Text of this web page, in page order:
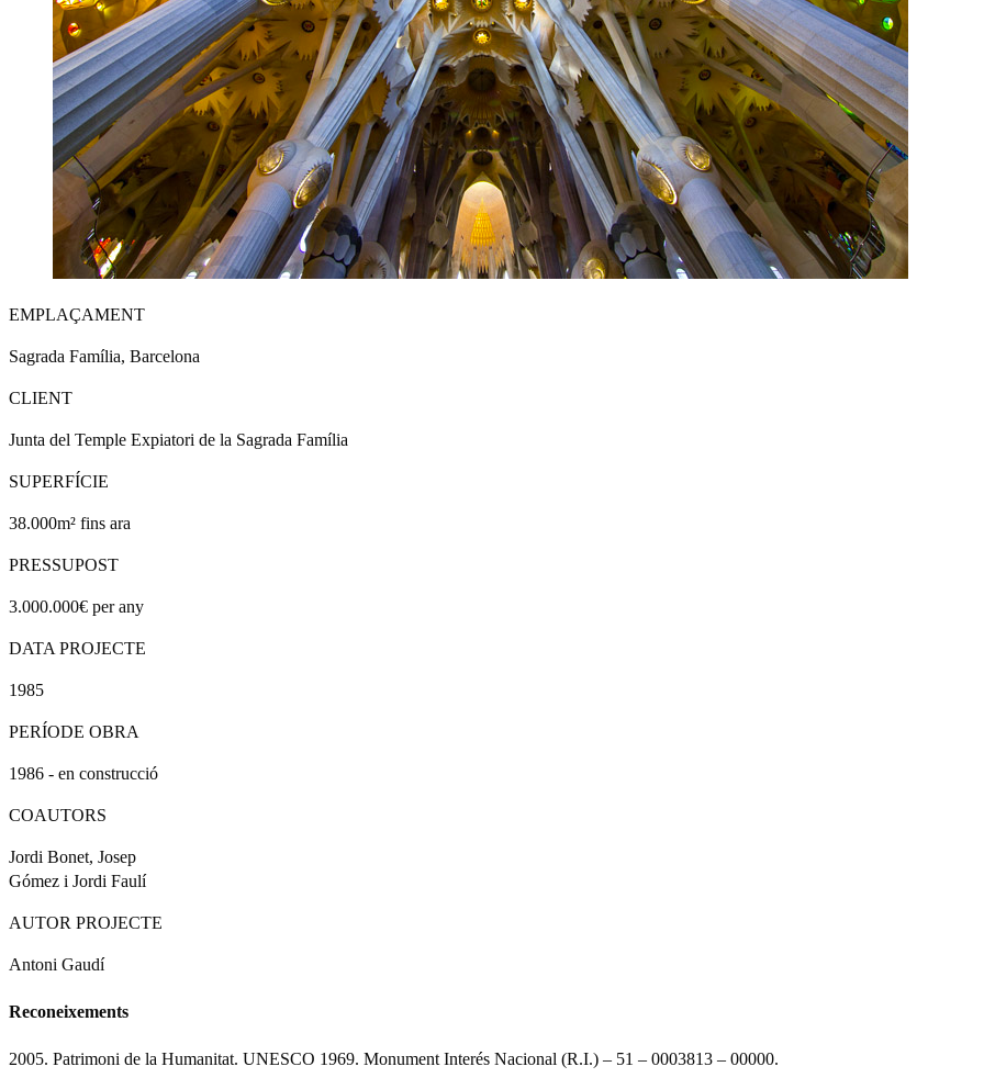
EMPLAÇAMENT
Sagrada Família, Barcelona
CLIENT
Junta del Temple Expiatori de la Sagrada Família
SUPERFÍCIE
38.000m² fins ara
PRESSUPOST
3.000.000€ per any
DATA PROJECTE
1985
PERÍODE OBRA
1986 - en construcció
COAUTORS
Jordi Bonet, Josep
Gómez i Jordi Faulí
AUTOR PROJECTE
Antoni Gaudí
Reconeixements
2005. Patrimoni de la Humanitat. UNESCO 1969. Monument Interés Nacional (R.I.) – 51 – 0003813 – 00000.